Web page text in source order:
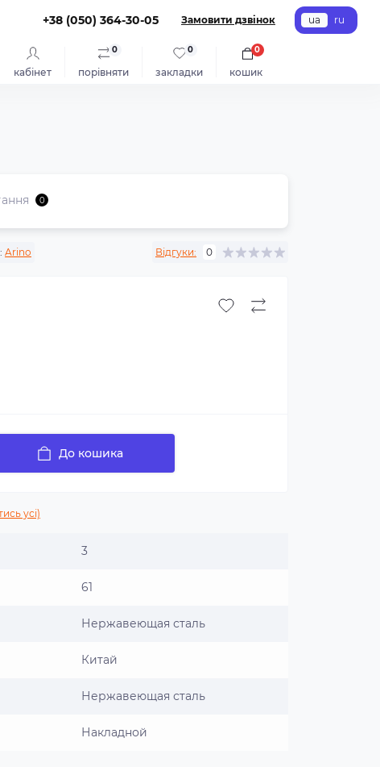
+38 (050) 364-30-05 Замовити дзвінок ua ru
кабінет порівняти
0
закладки
0
кошик
0
0
Arino Відгуки: 0
До кошика
усі)
3
61
Нержавеющая сталь
Китай
Нержавеющая сталь
Накладной